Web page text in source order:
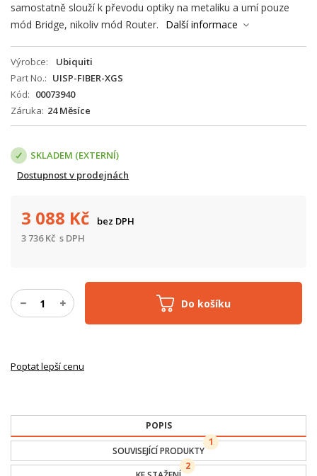
samostatně slouží k převodu optiky na metaliku a umí pouze
mód Bridge, nikoliv mód Router.
Další informace
Výrobce
Ubiquiti
Part No.
UISP-FIBER-XGS
Kód
00073940
Záruka 24 Měsíce
SKLADEM (EXTERNÍ)
Dostupnost v prodejnách
Do košíku
3 088 Kč
bez DPH
3 736Kč s DPH
Poptat lepší cenu
POPIS
SOUVISEJÍCÍ PRODUKTY
1
2